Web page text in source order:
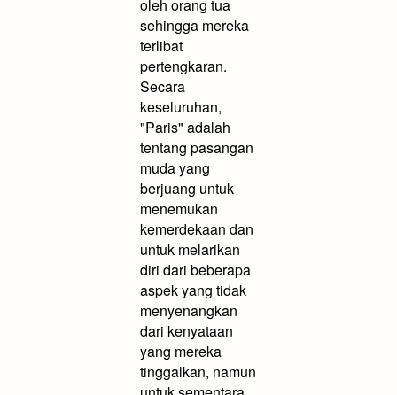
oleh orang tua
sehingga mereka
terlibat
pertengkaran.
Secara
keseluruhan,
"Paris" adalah
tentang pasangan
muda yang
berjuang untuk
menemukan
kemerdekaan dan
untuk melarikan
diri dari beberapa
aspek yang tidak
menyenangkan
dari kenyataan
yang mereka
tinggalkan, namun